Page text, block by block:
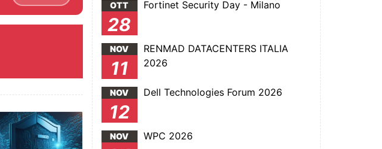
OTT
28
Fortinet Security Day - Milano
NOV
11
RENMAD DATACENTERS ITALIA
2026
NOV
12
Dell Technologies Forum 2026
NOV WPC 2026